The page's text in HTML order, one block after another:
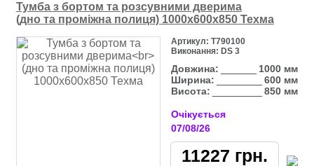
Тумба з бортом та розсувними дверима
(дно та проміжна полиця) 1000х600х850 Техма
Артикул: Т790100
Виконання: DS 3
Довжина:
1000 мм
Ширина:
600 мм
Висота:
850 мм
Очікується
07/08/26
11227 грн.